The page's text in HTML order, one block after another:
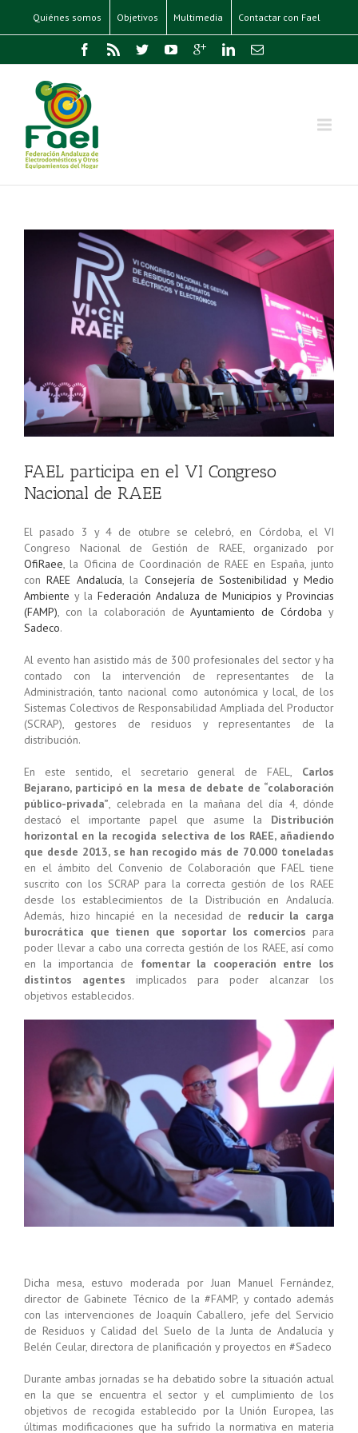
Quiénes somos Objetivos Multimedia Contactar con Fael
FAEL participa en el VI Congreso
Nacional de RAEE
El pasado 3 y 4 de otubre se celebró, en Córdoba, el VI
Congreso Nacional de Gestión de RAEE, organizado por
OfiRaee, la Oficina de Coordinación de RAEE en España, junto
conRAEE Andalucía, la Consejería de Sostenibilidad y Medio
Ambiente y la Federación Andaluza de Municipios y Provincias
(FAMP), con la colaboración deAyuntamiento de Córdoba y
Sadeco.
Al evento han asistido más de 300 profesionales del sector y ha
contado con la intervención de representantes de la
Administración, tanto nacional como autonómica y local, de los
Sistemas Colectivos de Responsabilidad Ampliada del Productor
(SCRAP), gestores de residuos y representantes de la
distribución.
En este sentido, el secretario general de FAEL, Carlos
Bejarano, participó en la mesa de debate de “colaboración
público-privada”, celebrada en la mañana del día 4, dónde
destacó el importante papel que asume la Distribución
horizontal en la recogida selectiva de los RAEE, añadiendo
que desde 2013, se han recogido más de 70.000 toneladas
en el ámbito del Convenio de Colaboración que FAEL tiene
suscrito con los SCRAP para la correcta gestión de los RAEE
desde los establecimientos de la Distribución en Andalucía.
Además, hizo hincapié en la necesidad de reducir la carga
burocrática que tienen que soportar los comercios para
poder llevar a cabo una correcta gestión de los RAEE, así como
en la importancia de fomentar la cooperación entre los
distintos agentes implicados para poder alcanzar los
objetivos establecidos.
Dicha mesa, estuvo moderada por Juan Manuel Fernández,
director de Gabinete Técnico de la #FAMP, y contado además
con las intervenciones de Joaquín Caballero, jefe del Servicio
de Residuos y Calidad del Suelo de la Junta de Andalucía y
Belén Ceular, directora de planificación y proyectos en #Sadeco
Durante ambas jornadas se ha debatido sobre la situación actual
en la que se encuentra el sector y el cumplimiento de los
objetivos de recogida establecido por la Unión Europea, las
últimas modificaciones que ha sufrido la normativa en materia